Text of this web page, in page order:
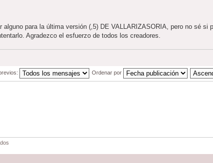
para la última versión (,5) DE VALLARIZASORIA, pero no sé si
Agradezco el esfuerzo de todos los creadores.
Ordenar por